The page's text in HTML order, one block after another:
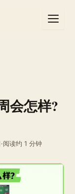
会怎样?
·阅读约 1 分钟